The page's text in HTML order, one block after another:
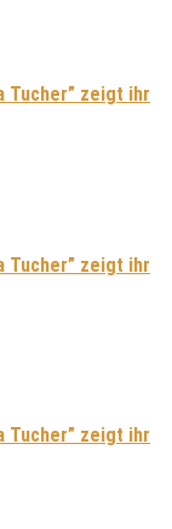
Tucher” zeigt ihr
Tucher” zeigt ihr
Tucher” zeigt ihr